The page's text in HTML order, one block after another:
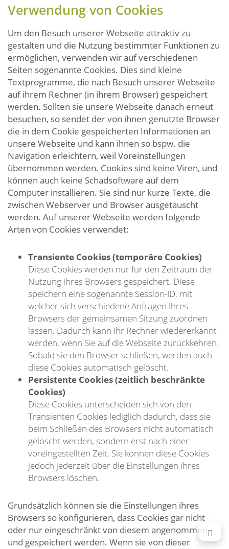
Verwendung von Cookies
Um den Besuch unserer Webseite attraktiv zu
gestalten und die Nutzung bestimmter Funktionen zu
ermöglichen, verwenden wir auf verschiedenen
Seiten sogenannte Cookies. Dies sind kleine
Textprogramme, die nach Besuch unserer Webseite
auf ihrem Rechner (in ihrem Browser) gespeichert
werden. Sollten sie unsere Webseite danach erneut
besuchen, so sendet der von ihnen genutzte Browser
die in dem Cookie gespeicherten Informationen an
unsere Webseite und kann ihnen so bspw. die
Navigation erleichtern, weil Voreinstellungen
übernommen werden. Cookies sind keine Viren, und
können auch keine Schadsoftware auf dem
Computer installieren. Sie sind nur kurze Texte, die
zwischen Webserver und Browser ausgetauscht
werden. Auf unserer Webseite werden folgende
Arten von Cookies verwendet:
Transiente Cookies (temporäre Cookies)
Diese Cookies werden nur für den Zeitraum der
Nutzung ihres Browsers gespeichert. Diese
speichern eine sogenannte Session-ID, mit
welcher sich verschiedene Anfragen Ihres
Browsers der gemeinsamen Sitzung zuordnen
lassen. Dadurch kann Ihr Rechner wiedererkannt
werden, wenn Sie auf die Webseite zurückkehren.
Sobald sie den Browser schließen, werden auch
diese Cookies automatisch gelöscht.
Persistente Cookies (zeitlich beschränkte
Cookies)
Diese Cookies unterscheiden sich von den
Transienten Cookies lediglich dadurch, dass sie
beim Schließen des Browsers nicht automatisch
gelöscht werden, sondern erst nach einer
voreingestellten Zeit. Sie können diese Cookies
jedoch jederzeit über die Einstellungen ihres
Browsers löschen.
Grundsätzlich können sie die Einstellungen ihres
Browsers so konfigurieren, dass Cookies gar nicht
oder nur eingeschränkt von diesem angenommen
und gespeichert werden. Wenn sie von dieser